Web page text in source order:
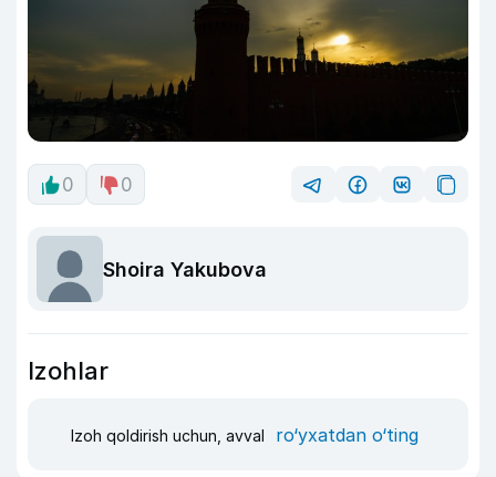
0 0
Shoira Yakubova
Izohlar
Izoh qoldirish uchun, avval ro‘yxatdan o‘ting